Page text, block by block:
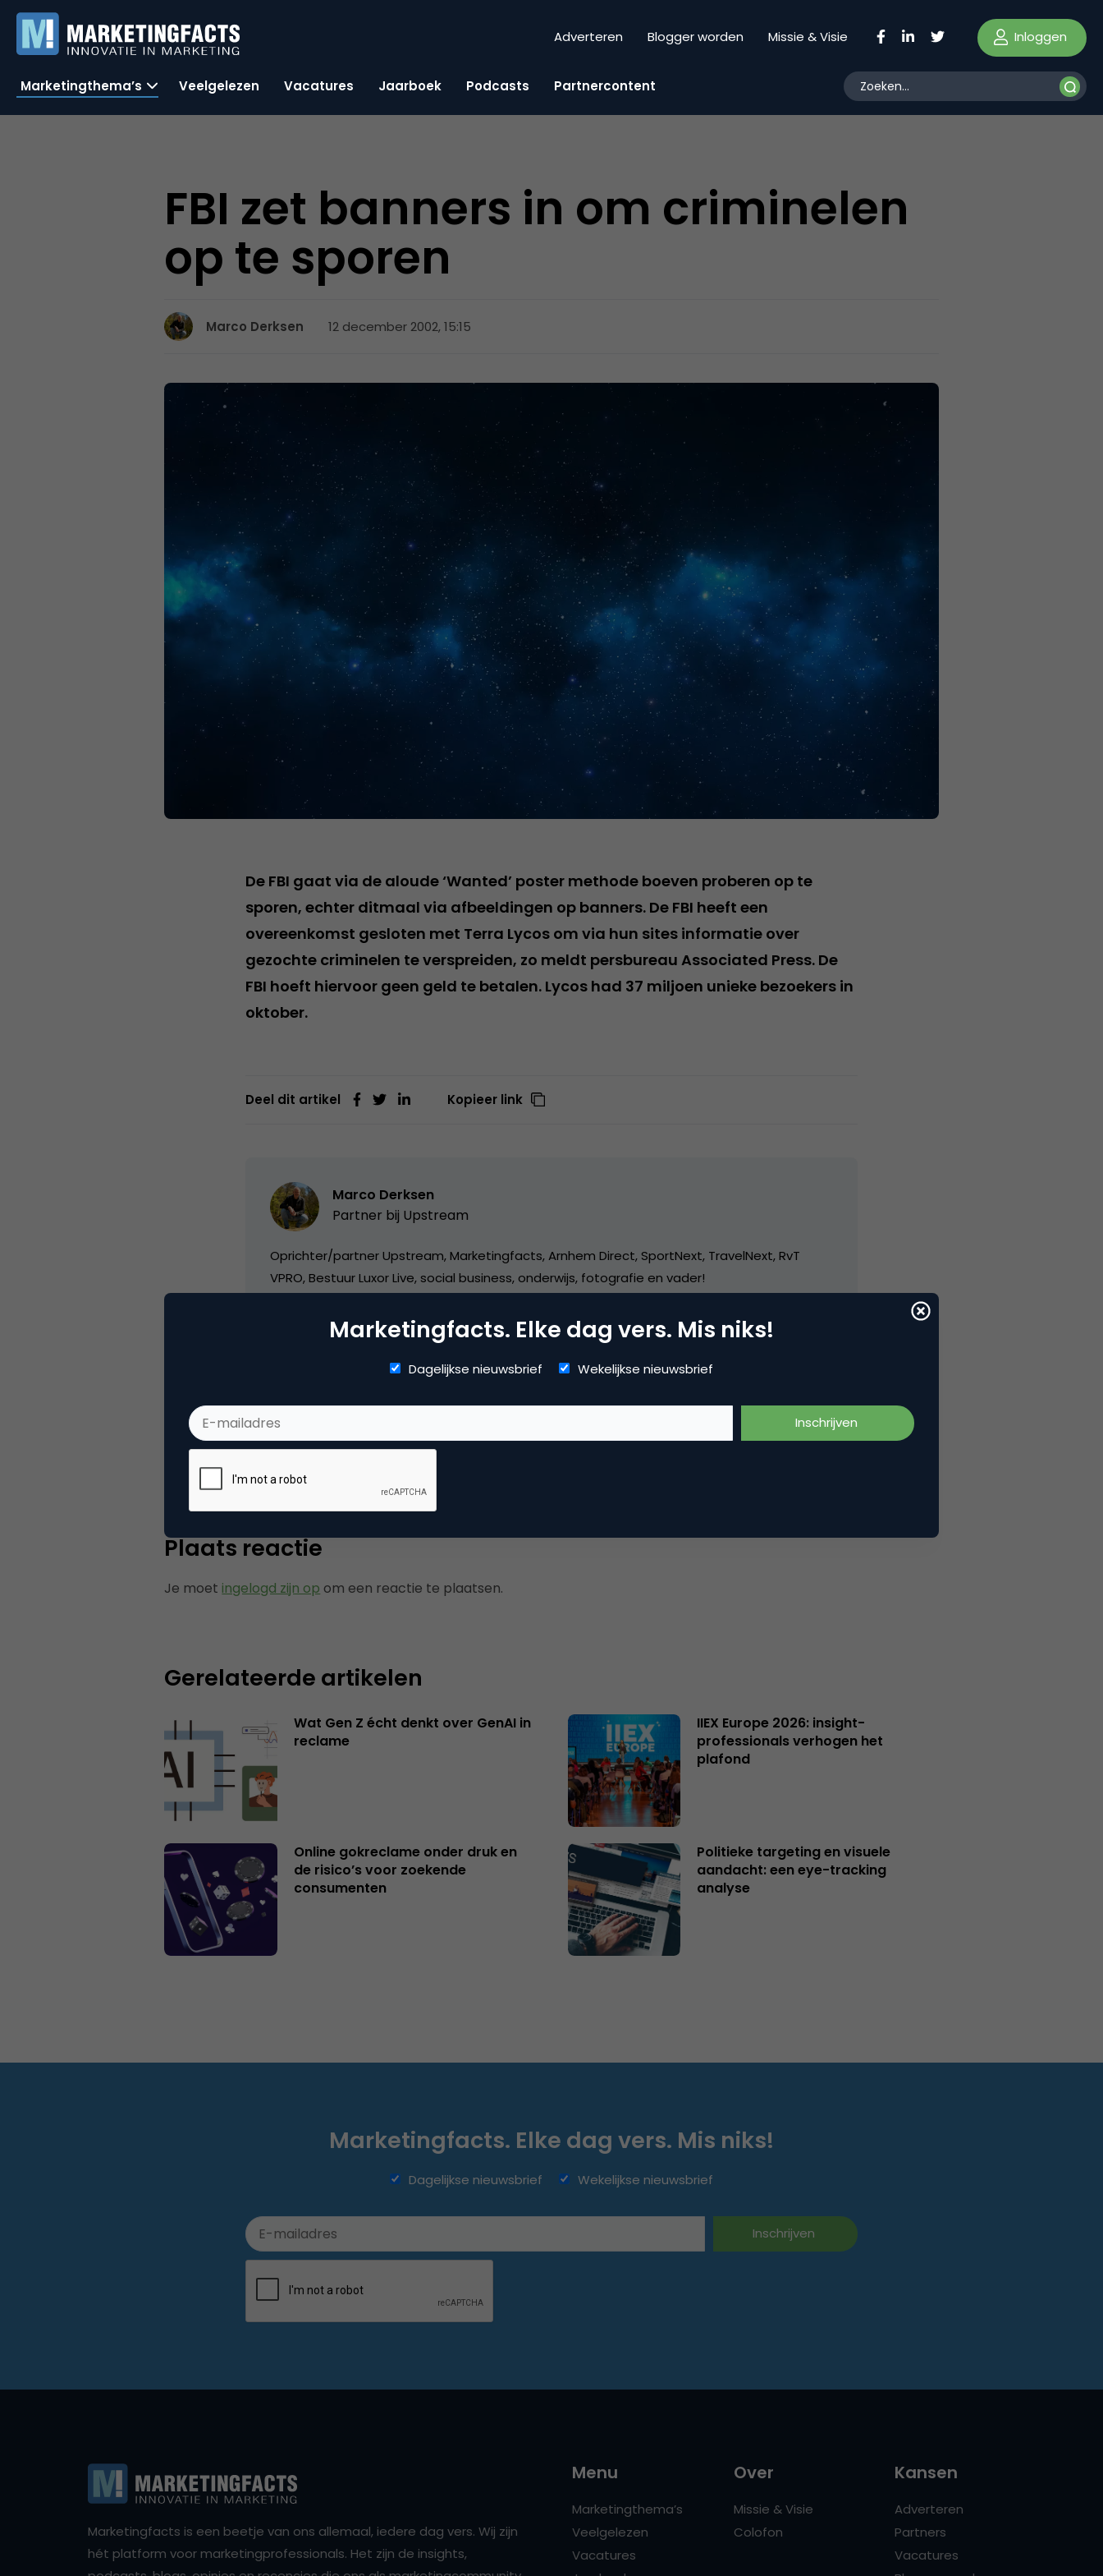
Adverteren Blogger worden Missie & Visie Inloggen
Marketingthema’s Veelgelezen Vacatures Jaarboek Podcasts Partnercontent
FBI zet banners in om criminelen
op te sporen
Marco Derksen 12 december 2002, 15:15
De FBI gaat via de aloude ‘Wanted’ poster methode boeven proberen op te
sporen, echter ditmaal via afbeeldingen op banners. De FBI heeft een
overeenkomst gesloten met Terra Lycos om via hun sites informatie over
gezochte criminelen te verspreiden, zo meldt persbureau Associated Press. De
FBI hoeft hiervoor geen geld te betalen. Lycos had 37 miljoen unieke bezoekers in
oktober.
Deel dit artikel Kopieer link
Marco Derksen
Partner bij Upstream
Oprichter/partner Upstream, Marketingfacts, Arnhem Direct, SportNext, TravelNext, RvT
VPRO, Bestuur Luxor Live, social business, onderwijs, fotografie en vader!
Categorie
Plaats reactie
Je moet ingelogd zijn op om een reactie te plaatsen.
Gerelateerde artikelen
Wat Gen Z écht denkt over GenAI in
reclame
IIEX Europe 2026: insight-
professionals verhogen het
plafond
Online gokreclame onder druk en
de risico’s voor zoekende
consumenten
Politieke targeting en visuele
aandacht: een eye-tracking
analyse
Marketingfacts. Elke dag vers. Mis niks!
Dagelijkse nieuwsbrief Wekelijkse nieuwsbrief
Marketingfacts. Elke dag vers. Mis niks!
Dagelijkse nieuwsbrief Wekelijkse nieuwsbrief
Marketingfacts is een beetje van ons allemaal, iedere dag vers. Wij zijn
hét platform voor marketingprofessionals. Het zijn de insights,
Menu
Marketingthema’s
Veelgelezen
Vacatures
Over
Missie & Visie
Colofon
Kansen
Adverteren
Partners
Vacatures